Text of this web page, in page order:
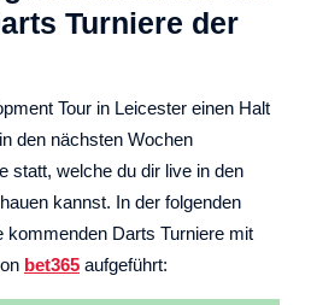
Turniere der
Tour in Leicester einen Halt
den nächsten Wochen
statt, welche du dir live in den
kannst. In der folgenden
kommenden Darts Turniere mit
bet365 aufgeführt: